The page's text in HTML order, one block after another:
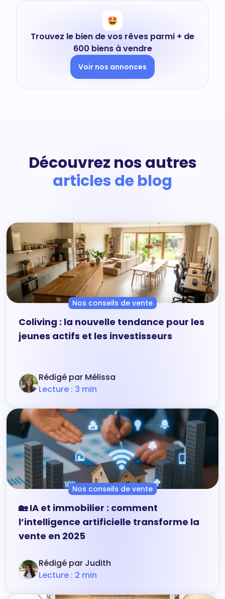
Trouvez le bien de vos rêves parmi + de
600 biens à vendre
Voir nos annonces
Découvrez nos autres
articles de blog
Nos conseils de vente
Coliving : la nouvelle tendance pour les
jeunes actifs et les investisseurs
Rédigé par Mélissa
Lecture : 3 min
Nos conseils de vente
🏡 IA et immobilier : comment
l’intelligence artificielle transforme la
vente en 2025
Rédigé par Judith
Lecture : 2 min